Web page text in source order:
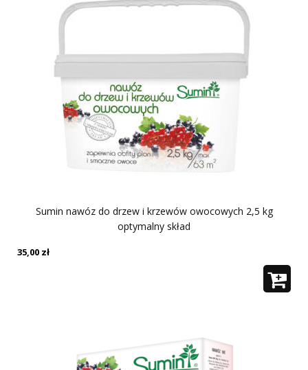
Sumin nawóz do drzew i krzewów owocowych 2,5 kg
optymalny skład
35,00 zł